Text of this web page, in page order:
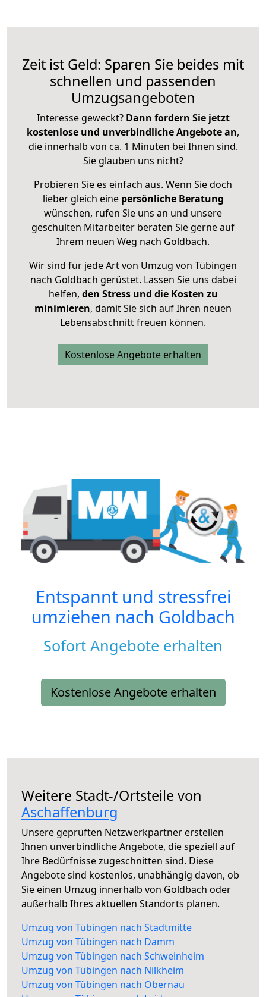
Zeit ist Geld: Sparen Sie beides mit
schnellen und passenden
Umzugsangeboten
Interesse geweckt? Dann fordern Sie jetzt
kostenlose und unverbindliche Angebote an,
die innerhalb von ca. 1 Minuten bei Ihnen sind.
Sie glauben uns nicht?
Probieren Sie es einfach aus. Wenn Sie doch
lieber gleich eine persönliche Beratung
wünschen, rufen Sie uns an und unsere
geschulten Mitarbeiter beraten Sie gerne auf
Ihrem neuen Weg nach Goldbach.
Wir sind für jede Art von Umzug von Tübingen
nach Goldbach gerüstet. Lassen Sie uns dabei
helfen, den Stress und die Kosten zu
minimieren, damit Sie sich auf Ihren neuen
Lebensabschnitt freuen können.
Kostenlose Angebote erhalten
Entspannt und stressfrei
umziehen nach Goldbach
Sofort Angebote erhalten
Kostenlose Angebote erhalten
Weitere Stadt-/Ortsteile von
Aschaffenburg
Unsere geprüften Netzwerkpartner erstellen
Ihnen unverbindliche Angebote, die speziell auf
Ihre Bedürfnisse zugeschnitten sind. Diese
Angebote sind kostenlos, unabhängig davon, ob
Sie einen Umzug innerhalb von Goldbach oder
außerhalb Ihres aktuellen Standorts planen.
Umzug von Tübingen nach Stadtmitte
Umzug von Tübingen nach Damm
Umzug von Tübingen nach Schweinheim
Umzug von Tübingen nach Nilkheim
Umzug von Tübingen nach Obernau